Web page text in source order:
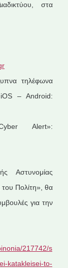
στα
τηλέφωνα
iOS – Αndroid:
Alert»:
Αστυνομίας
Πολίτη», θα
για την
217742/s
katakleisei-to-